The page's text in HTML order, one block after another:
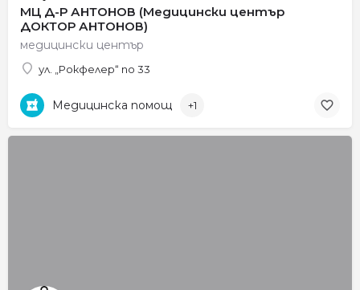
МЦ Д-Р АНТОНОВ (Медицински център
ДОКТОР АНТОНОВ)
медицински център
ул. „Рокфелер“ no 33
Медицинска помощ +1